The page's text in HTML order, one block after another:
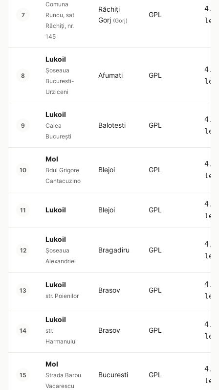
7
Comuna
Runcu, sat
Răchiți, nr.
145
Răchiți
Gorj (Gorj)
GPL
8
Lukoil
Şoseaua
Bucuresti-
Urziceni
Afumati GPL
9
Lukoil
Calea
București
Balotesti GPL
10
Mol
Bdul Grigore
Cantacuzino
Blejoi GPL
11 Lukoil Blejoi GPL
12
Lukoil
Șoseaua
Alexandriei
Bragadiru GPL
13
Lukoil
str. Poienilor
Brasov GPL
14
Lukoil
str.
Harmanului
Brasov GPL
15
Mol
Strada Barbu
Vacarescu
Bucuresti GPL